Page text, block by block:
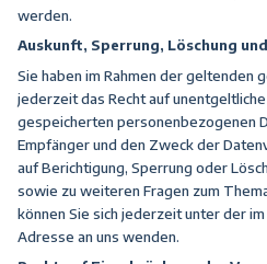
werden.
Auskunft, Sperrung, Löschung
Sie haben im Rahmen der geltenden
jederzeit das Recht auf
gespeicherten personenbezogenen
Empfänger und den Zweck der
auf Berichtigung, Sperrung oder
sowie zu weiteren Fragen zum
können Sie sich jederzeit unter der
Adresse an uns wenden.